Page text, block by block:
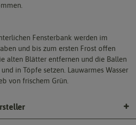
Fensterbank werden im
und bis zum ersten Frost offen
alten Blätter entfernen und die Ballen
in Töpfe setzen. Lauwarmes Wasser
von frischem Grün.